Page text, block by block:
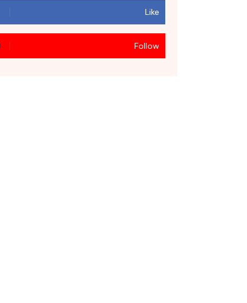
Like
Follow